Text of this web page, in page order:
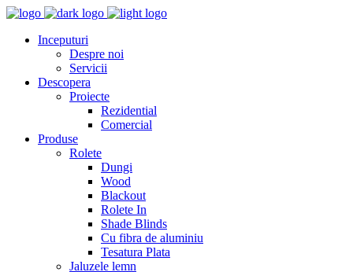
Inceputuri
Despre noi
Servicii
Descopera
Proiecte
Rezidential
Comercial
Produse
Rolete
Dungi
Wood
Blackout
Rolete In
Shade Blinds
Cu fibra de aluminiu
Tesatura Plata
Jaluzele lemn